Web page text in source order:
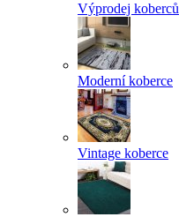
Výprodej koberců
Moderní koberce
Vintage koberce